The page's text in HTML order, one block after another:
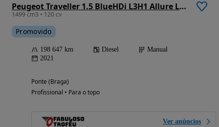
Peugeot Traveller 1.5 BlueHDi L3H1 Allure Long
1499 cm3 • 120 cv
Promovido
198 647 km Diesel
Manual
2021
Ponte (Braga)
Profissional • Para o topo
Ver anúncios